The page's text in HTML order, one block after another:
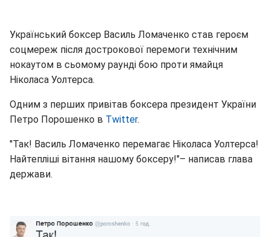
Український боксер Василь Ломаченко став героєм
соцмереж після дострокової перемоги технічним
нокаутом в сьомому раунді бою проти ямайця
Ніколаса Уолтерса.
Одним з перших привітав боксера президент України
Петро Порошенко в Twitter.
"Так! Василь Ломаченко перемагає Ніколаса Уолтерса!
Найтепліші вітання нашому боксеру!"– написав глава
держави.